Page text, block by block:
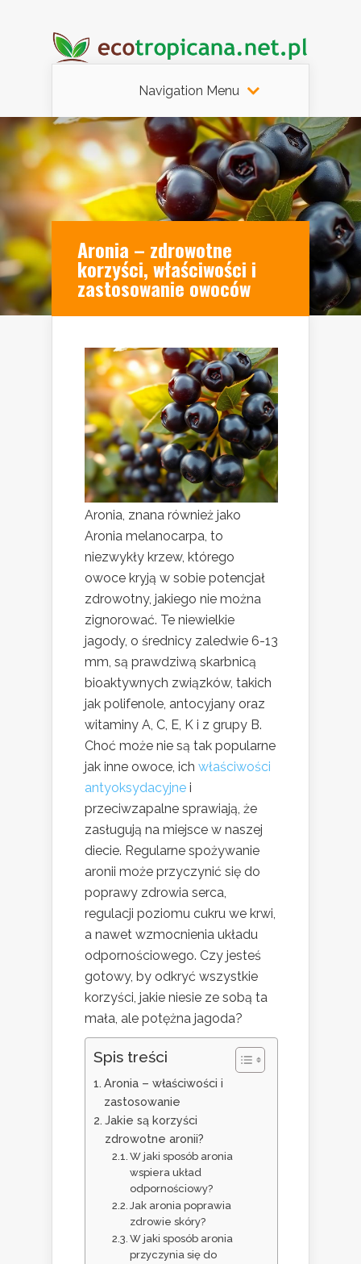
Navigation Menu
Aronia – zdrowotne
korzyści, właściwości i
zastosowanie owoców
Aronia, znana również jako
Aronia melanocarpa, to
niezwykły krzew, którego
owoce kryją w sobie potencjał
zdrowotny, jakiego nie można
zignorować. Te niewielkie
jagody, o średnicy zaledwie 6-13
mm, są prawdziwą skarbnicą
bioaktywnych związków, takich
jak polifenole, antocyjany oraz
witaminy A, C, E, K i z grupy B.
Choć może nie są tak popularne
jak inne owoce, ich właściwości
antyoksydacyjne i
przeciwzapalne sprawiają, że
zasługują na miejsce w naszej
diecie. Regularne spożywanie
aronii może przyczynić się do
poprawy zdrowia serca,
regulacji poziomu cukru we krwi,
a nawet wzmocnienia układu
odpornościowego. Czy jesteś
gotowy, by odkryć wszystkie
korzyści, jakie niesie ze sobą ta
mała, ale potężna jagoda?
Spis treści
Aronia – właściwości i
zastosowanie
Jakie są korzyści
zdrowotne aronii?
W jaki sposób aronia
wspiera układ
odpornościowy?
Jak aronia poprawia
zdrowie skóry?
W jaki sposób aronia
przyczynia się do